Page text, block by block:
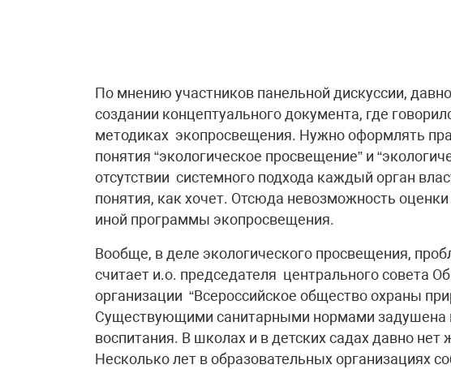
По мнению участников панельной дискуссии,
создании концептуального документа, где
методиках экопросвещения. Нужно оформлять
понятия “экологическое просвещение” и
отсутствии системного подхода каждый орган
понятия, как хочет. Отсюда невозможность
иной программы экопросвещения.
Вообще, в деле экологического просвещения,
считает и.о. председателя центрального совета
организации “Всероссийское общество охраны
Существующими санитарными нормами задушена
воспитания. В школах и в детских садах давно нет
Несколько лет в образовательных организациях